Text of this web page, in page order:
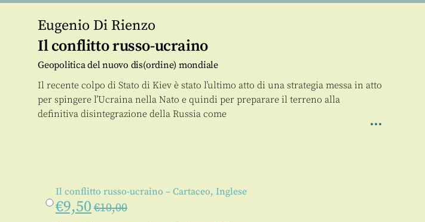
Eugenio Di Rienzo
Il conflitto russo-ucraino
Geopolitica del nuovo dis(ordine) mondiale
Il recente colpo di Stato di Kiev è stato l’ultimo atto di una strategia messa in atto
per spingere l’Ucraina nella Nato e quindi per preparare il terreno alla
definitiva disintegrazione della Russia come
Il conflitto russo-ucraino – Cartaceo, Inglese
€9,50 €10,00